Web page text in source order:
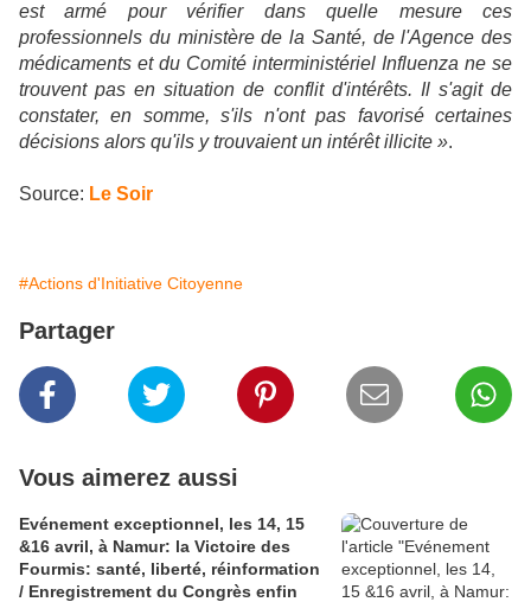
est armé pour vérifier dans quelle mesure ces
professionnels du ministère de la Santé, de l'Agence des
médicaments et du Comité interministériel Influenza ne se
trouvent pas en situation de conflit d'intérêts. Il s'agit de
constater, en somme, s'ils n'ont pas favorisé certaines
décisions alors qu'ils y trouvaient un intérêt illicite ».
Source: Le Soir
#Actions d'Initiative Citoyenne
Partager
Vous aimerez aussi
Evénement exceptionnel, les 14, 15
&16 avril, à Namur: la Victoire des
Fourmis: santé, liberté, réinformation
/ Enregistrement du Congrès enfin